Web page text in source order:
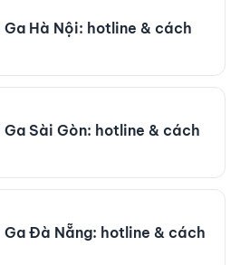
Hà Nội: hotline & cách
Sài Gòn: hotline & cách
Đà Nẵng: hotline & cách